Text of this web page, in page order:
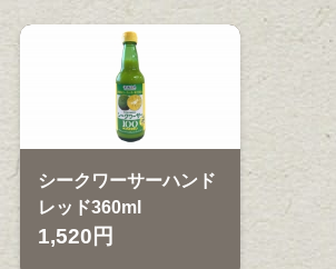
シークワーサーハンド
レッド360ml
1,520円